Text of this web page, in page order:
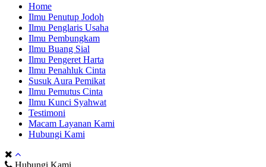
Home
Ilmu Penutup Jodoh
Ilmu Penglaris Usaha
Ilmu Pembungkam
Ilmu Buang Sial
Ilmu Pengeret Harta
Ilmu Penahluk Cinta
Susuk Aura Pemikat
Ilmu Pemutus Cinta
Ilmu Kunci Syahwat
Testimoni
Macam Layanan Kami
Hubungi Kami
Hubungi Kami